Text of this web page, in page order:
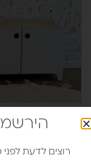
שידת DUO
רוצים לדעת